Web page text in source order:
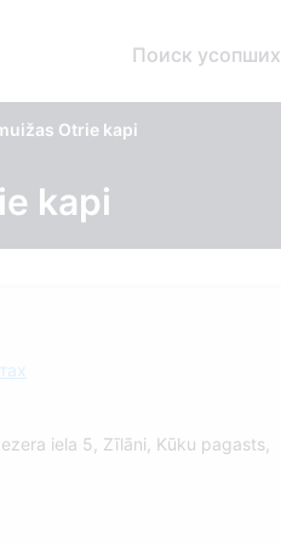
Поиск усопших
Otrie kapi
kapi
iela 5, Zīlāni, Kūku pagasts,